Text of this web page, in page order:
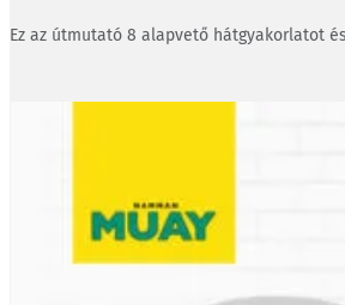
Ez az útmutató 8 alapvető hátgyakorlatot